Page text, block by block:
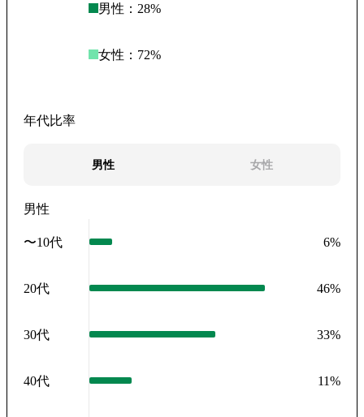
男性： 28%
女性： 72%
年代比率
男性 女性
男性
〜10代 6%
20代 46%
30代 33%
40代 11%